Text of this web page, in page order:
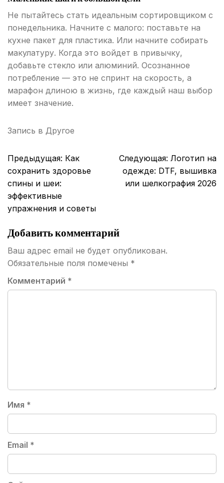
Не пытайтесь стать идеальным сортировщиком с
понедельника. Начните с малого: поставьте на
кухне пакет для пластика. Или начните собирать
макулатуру. Когда это войдет в привычку,
добавьте стекло или алюминий. Осознанное
потребление — это не спринт на скорость, а
марафон длиною в жизнь, где каждый наш выбор
имеет значение.
Запись в Другое
Навигация
по
записям
Предыдущая: Как
сохранить здоровье
спины и шеи:
эффективные
упражнения и советы
Следующая: Логотип на
одежде: DTF, вышивка
или шелкография 2026
Добавить комментарий
Ваш адрес email не будет опубликован.
Обязательные поля помечены *
Комментарий *
Имя *
Email *